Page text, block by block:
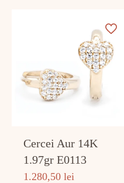
Cercei Aur 14K
1.97gr E0113
1.280,50lei